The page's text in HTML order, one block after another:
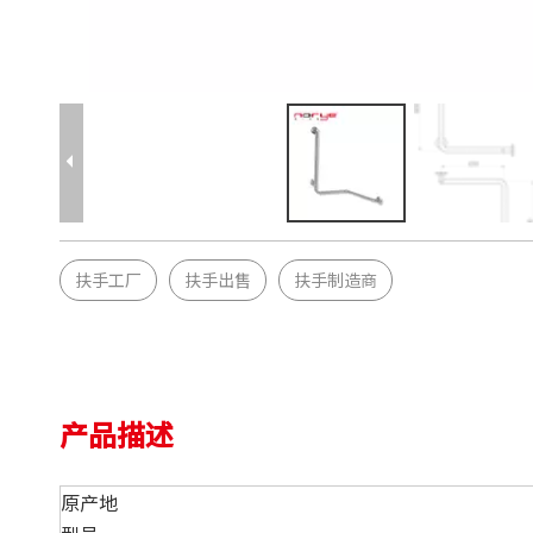
扶手工厂 扶手出售 扶手制造商
产品描述
原产地